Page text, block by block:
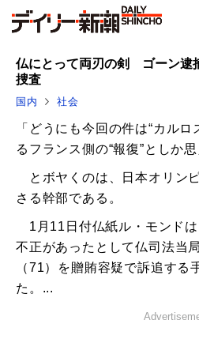
仏にとって両刃の剣 ゴーン逮
捜査
国内 社会
「どうにも今回の件は“カル
るフランス側の“報復”としか
とボヤくのは、日本オリン
さる幹部である。
1月11日付仏紙ル・モンドは
不正があったとして仏司法当
（71）を贈賄容疑で訴追する
た。...